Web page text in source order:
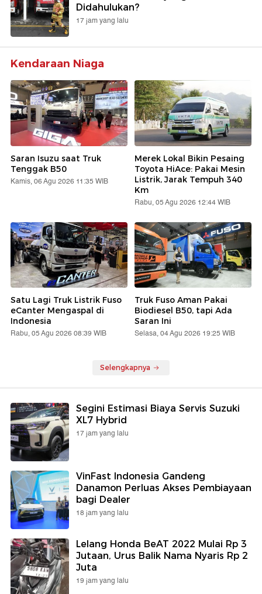
Didahulukan?
17 jam yang lalu
Kendaraan Niaga
Saran Isuzu saat Truk
Tenggak B50
Kamis, 06 Agu 2026 11:35 WIB
Merek Lokal Bikin Pesaing
Toyota HiAce: Pakai Mesin
Listrik, Jarak Tempuh 340
Km
Rabu, 05 Agu 2026 12:44 WIB
Satu Lagi Truk Listrik Fuso
eCanter Mengaspal di
Indonesia
Rabu, 05 Agu 2026 08:39 WIB
Truk Fuso Aman Pakai
Biodiesel B50, tapi Ada
Saran Ini
Selasa, 04 Agu 2026 19:25 WIB
Selengkapnya
Segini Estimasi Biaya Servis Suzuki
XL7 Hybrid
17 jam yang lalu
VinFast Indonesia Gandeng
Danamon Perluas Akses Pembiayaan
bagi Dealer
18 jam yang lalu
Lelang Honda BeAT 2022 Mulai Rp 3
Jutaan, Urus Balik Nama Nyaris Rp 2
Juta
19 jam yang lalu